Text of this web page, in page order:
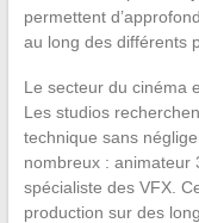
permettent
au long des différents
Le secteur du cinéma
Les studios
technique sans
nombreux : animateur
spécialiste des VFX.
production sur des